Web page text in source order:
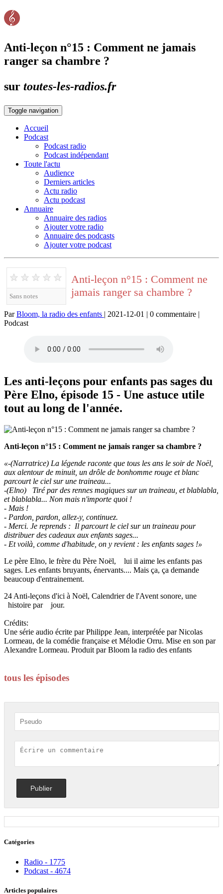
Anti-leçon n°15 : Comment ne jamais
ranger sa chambre ?
sur toutes-les-radios.fr
Toggle navigation
Accueil
Podcast
Podcast radio
Podcast indépendant
Toute l'actu
Audience
Derniers articles
Actu radio
Actu podcast
Annuaire
Annuaire des radios
Ajouter votre radio
Annuaire des podcasts
Ajouter votre podcast
★ ★ ★ ★ ★
Sans notes
Anti-leçon n°15 : Comment ne
jamais ranger sa chambre ?
ParBloom, la radio des enfants | 2021-12-01 | 0 commentaire |
Podcast
Les anti-leçons pour enfants pas sages du
Père Elno, épisode 15 - Une astuce utile
tout au long de l'année.
Anti-leçon n°15 : Comment ne jamais ranger sa chambre ?
«-(Narratrice) La légende raconte que tous les ans le soir de Noël,
aux alentour de minuit, un drôle de bonhomme rouge et blanc
parcourt le ciel sur une traineau...
-(Elno) Tiré par des rennes magiques sur un traineau, et blablabla,
et blablabla... Non mais n'importe quoi !
- Mais !
- Pardon, pardon, allez-y, continuez.
- Merci. Je reprends : Il parcourt le ciel sur un traineau pour
distribuer des cadeaux aux enfants sages...
- Et voilà, comme d'habitude, on y revient : les enfants sages !»
Le père Elno, le frère du Père Noël, lui il aime les enfants pas
sages. Les enfants bruyants, énervants.... Mais ça, ça demande
beaucoup d'entrainement.
24 Anti-leçons d'ici à Noël, Calendrier de l'Avent sonore, une
histoire par jour.
Crédits:
Une série audio écrite par Philippe Jean, interprétée par Nicolas
Lormeau, de la comédie française et Mélodie Orru. Mise en son par
Alexandre Lormeau. Produit par Bloom la radio des enfants
tous les épisodes
Catégories
Radio - 1775
Podcast - 4674
Articles populaires